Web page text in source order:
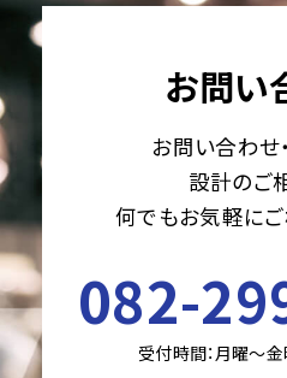
お問い
お問い合わせ
設計のご
何でもお気軽にご
082-
受付時間：月曜〜金